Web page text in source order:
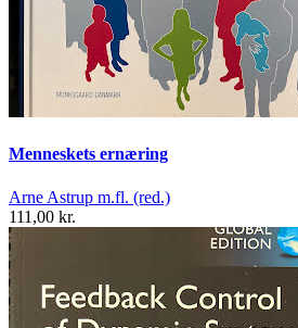
Menneskets ernæring
Arne Astrup m.fl. (red.)
111,00 kr.